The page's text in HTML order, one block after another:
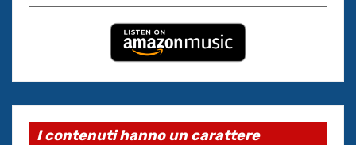
I contenuti hanno un carattere